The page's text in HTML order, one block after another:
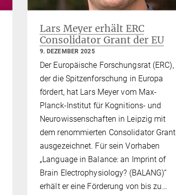
Lars Meyer erhält ERC
Consolidator Grant der EU
9. DEZEMBER 2025
Der Europäische Forschungsrat (ERC),
der die Spitzenforschung in Europa
fördert, hat Lars Meyer vom Max-
Planck-Institut für Kognitions- und
Neurowissenschaften in Leipzig mit
dem renommierten Consolidator Grant
ausgezeichnet. Für sein Vorhaben
„Language in Balance: an Imprint of
Brain Electrophysiology? (BALANG)“
erhält er eine Förderung von bis zu…